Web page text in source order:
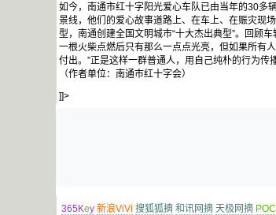
如今，南通市红十字阳光爱心车队已由当年的30多
景线，他们的爱心故事道路上、在车上、在赈灾现
型，南通创建全国文明城市“十大杰出典型”。回顾
一根火柴点燃后只有那么一点点光亮，但如果所有
付出。”正是这样一群普通人，用自己纯朴的行为传
（作者单位：南通市红十字会）
]]>
365Key 新浪ViVi 搜狐狐摘 和讯网摘 天极网摘